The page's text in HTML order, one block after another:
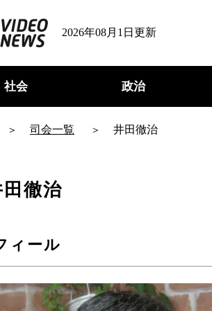
2026年08月1日更新
社会 政治
司会一覧 井田徹治
田徹治
ィール